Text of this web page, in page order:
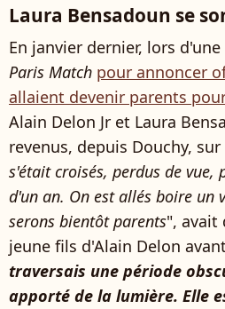
Laura Bensadoun se
En janvier dernier, lors
Paris Match pour annoncer
allaient devenir parents
Alain Delon Jr et Laura
revenus, depuis Douchy,
s'était croisés, perdus de vue,
d'un an. On est allés boire un
serons bientôt parents", avait
jeune fils d'Alain Delon
traversais une période
apporté de la lumière. Elle